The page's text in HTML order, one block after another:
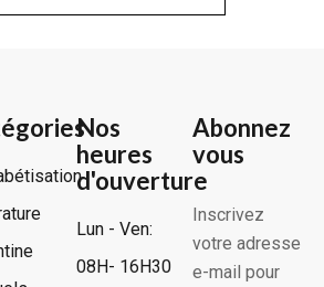
Nos
heures
d'ouverture
Lun - Ven:
08H- 16H30
Abonnez
vous
Inscrivez
votre adresse
e-mail pour